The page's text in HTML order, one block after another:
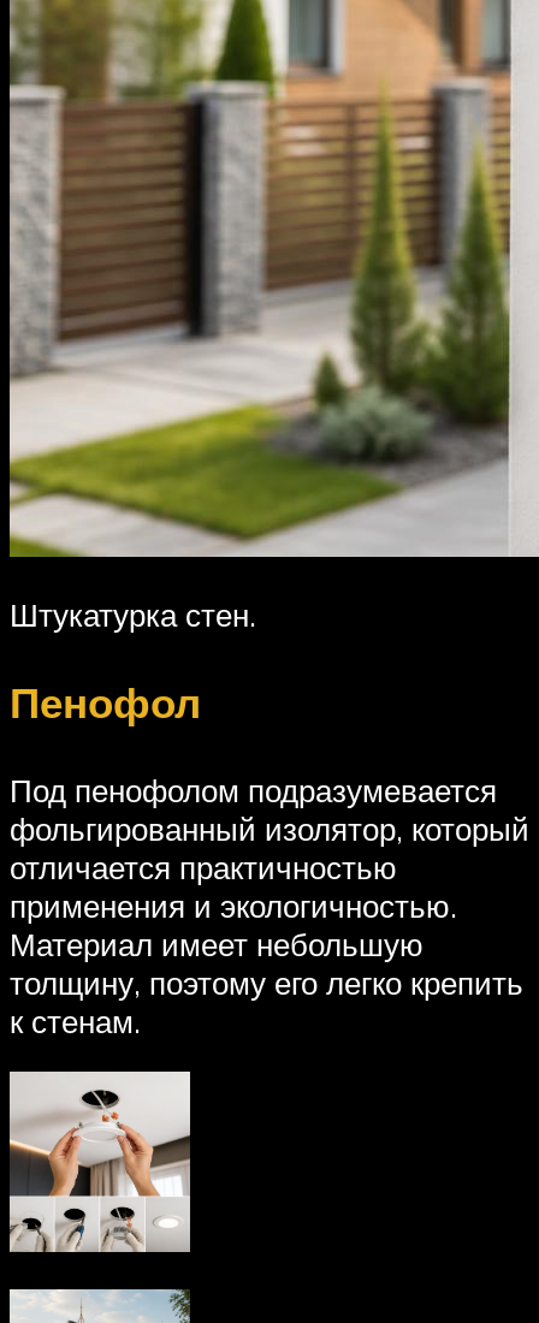
Штукатурка стен.
Пенофол
Под пенофолом подразумевается
фольгированный изолятор, который
отличается практичностью
применения и экологичностью.
Материал имеет небольшую
толщину, поэтому его легко крепить
к стенам.